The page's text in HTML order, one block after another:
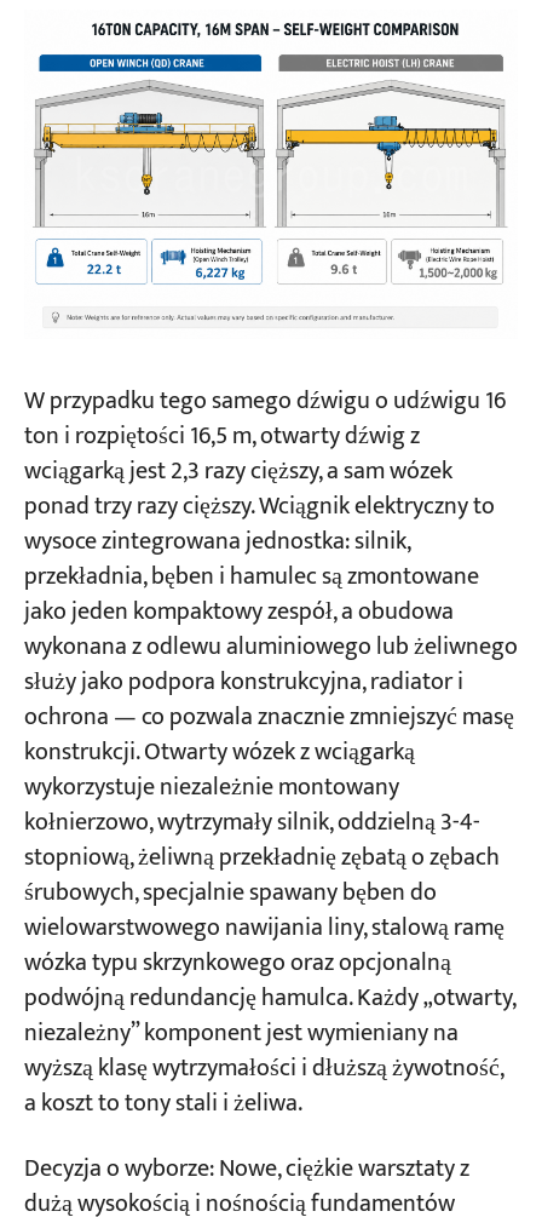
W przypadku tego samego dźwigu o udźwigu 16
ton i rozpiętości 16,5 m, otwarty dźwig z
wciągarką jest 2,3 razy cięższy, a sam wózek
ponad trzy razy cięższy. Wciągnik elektryczny to
wysoce zintegrowana jednostka: silnik,
przekładnia, bęben i hamulec są zmontowane
jako jeden kompaktowy zespół, a obudowa
wykonana z odlewu aluminiowego lub żeliwnego
służy jako podpora konstrukcyjna, radiator i
ochrona — co pozwala znacznie zmniejszyć masę
konstrukcji. Otwarty wózek z wciągarką
wykorzystuje niezależnie montowany
kołnierzowo, wytrzymały silnik, oddzielną 3-4-
stopniową, żeliwną przekładnię zębatą o zębach
śrubowych, specjalnie spawany bęben do
wielowarstwowego nawijania liny, stalową ramę
wózka typu skrzynkowego oraz opcjonalną
podwójną redundancję hamulca. Każdy „otwarty,
niezależny” komponent jest wymieniany na
wyższą klasę wytrzymałości i dłuższą żywotność,
a koszt to tony stali i żeliwa.
Decyzja o wyborze: Nowe, ciężkie warsztaty z
dużą wysokością i nośnością fundamentów